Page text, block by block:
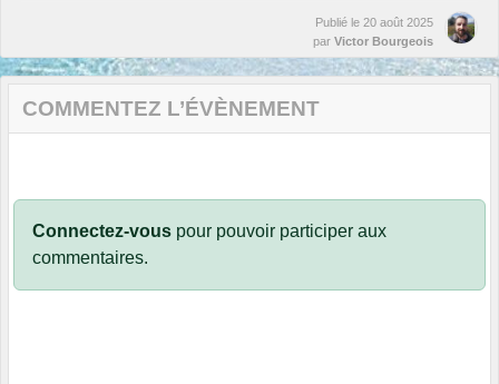
Publié le 20 août 2025
par Victor Bourgeois
COMMENTEZ L’ÉVÈNEMENT
Connectez-vous pour pouvoir participer aux
commentaires.